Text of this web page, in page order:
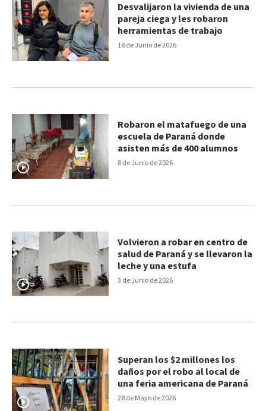
18 de Junio de 2026
Desvalijaron la vivienda de una
pareja ciega y les robaron
herramientas de trabajo
8 de Junio de 2026
Robaron el matafuego de una
escuela de Paraná donde
asisten más de 400 alumnos
3 de Junio de 2026
Volvieron a robar en centro de
salud de Paraná y se llevaron la
leche y una estufa
28 de Mayo de 2026
Superan los $2 millones los
daños por el robo al local de
una feria americana de Paraná